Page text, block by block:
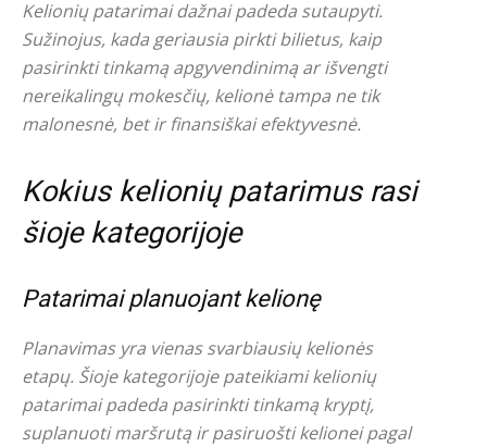
Kelionių patarimai dažnai padeda sutaupyti.
Sužinojus, kada geriausia pirkti bilietus, kaip
pasirinkti tinkamą apgyvendinimą ar išvengti
nereikalingų mokesčių, kelionė tampa ne tik
malonesnė, bet ir finansiškai efektyvesnė.
Kokius kelionių patarimus rasi
šioje kategorijoje
Patarimai planuojant kelionę
Planavimas yra vienas svarbiausių kelionės
etapų. Šioje kategorijoje pateikiami kelionių
patarimai padeda pasirinkti tinkamą kryptį,
suplanuoti maršrutą ir pasiruošti kelionei pagal